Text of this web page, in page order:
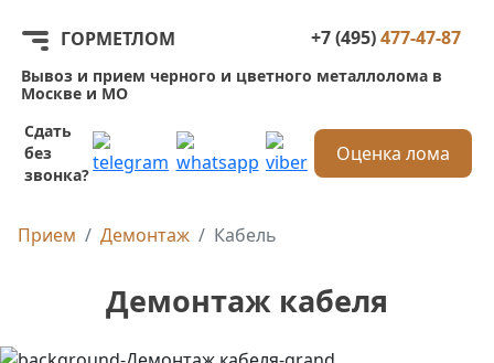
ГОРМЕТЛОМ
Вывоз и прием черного и цветного металлолома в
Москве и МО
+7 (495)477-47-87
Сдать
без
звонка?
Оценка лома
Прием Демонтаж Кабель
Демонтаж кабеля